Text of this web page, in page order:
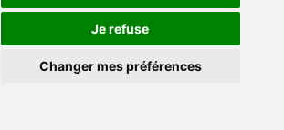
Je refuse
Changer mes préférences